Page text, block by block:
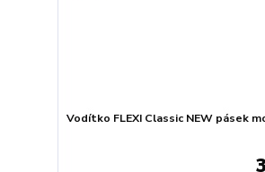
Vodítko FLEXI Classic NEW pásek